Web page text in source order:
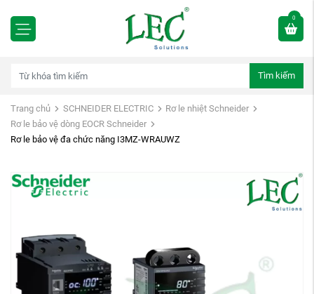
0
Tìm kiếm
Trang chủ SCHNEIDER ELECTRIC
Rơ le nhiệt Schneider
Rơ le bảo vệ dòng EOCR Schneider
Rơ le bảo vệ đa chức năng I3MZ-WRAUWZ